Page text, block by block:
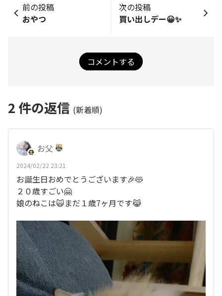
前の投稿
おやつ
次の投稿
買い出しデー😀✨
コメントする
2 件の返信 (新着順)
お父
2024/02/22 23:21
お誕生日おめでとうございます🎉😻
２０歳すごい🤗
娘のねこは🙀まだ１歳7ヶ月です😹